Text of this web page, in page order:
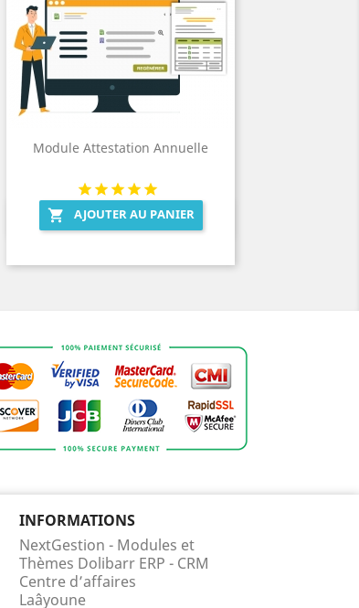
Module Attestation Annuelle
 AJOUTER AU PANIER
Aperçu rapide
INFORMATIONS
NextGestion - Modules et
Thèmes Dolibarr ERP - CRM
Centre d’affaires
Laâyoune